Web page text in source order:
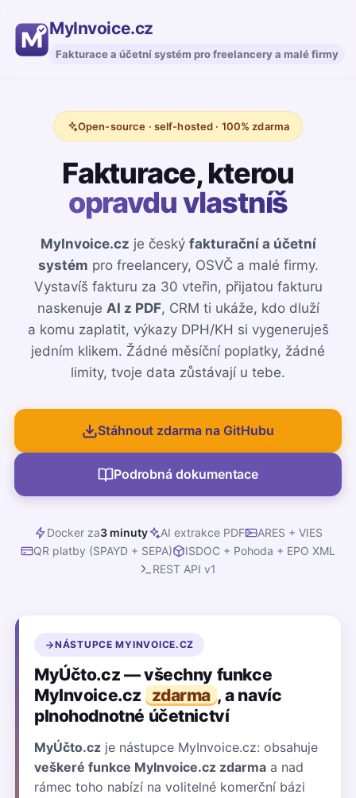
MyInvoice.cz
Fakturace a účetní systém pro freelancery a malé firmy
Open-source · self-hosted · 100% zdarma
Fakturace, kterou
opravdu vlastníš
MyInvoice.cz je český fakturační a účetní
systém pro freelancery, OSVČ a malé firmy.
Vystavíš fakturu za 30 vteřin, přijatou fakturu
naskenuje AI z PDF, CRM ti ukáže, kdo dluží
a komu zaplatit, výkazy DPH/KH si vygeneruješ
jedním klikem. Žádné měsíční poplatky, žádné
limity, tvoje data zůstávají u tebe.
Stáhnout zdarma na GitHubu
Podrobná dokumentace
Docker za3 minuty AI extrakce PDF
ARES + VIES
QR platby (SPAYD + SEPA)
ISDOC + Pohoda + EPO XML
REST API v1
NÁSTUPCE MYINVOICE.CZ
MyÚčto.cz — všechny funkce
MyInvoice.cz zdarma , a navíc
plnohodnotné účetnictví
MyÚčto.cz je nástupce MyInvoice.cz: obsahuje
veškeré funkce MyInvoice.cz zdarma a nad
rámec toho nabízí na volitelné komerční bázi